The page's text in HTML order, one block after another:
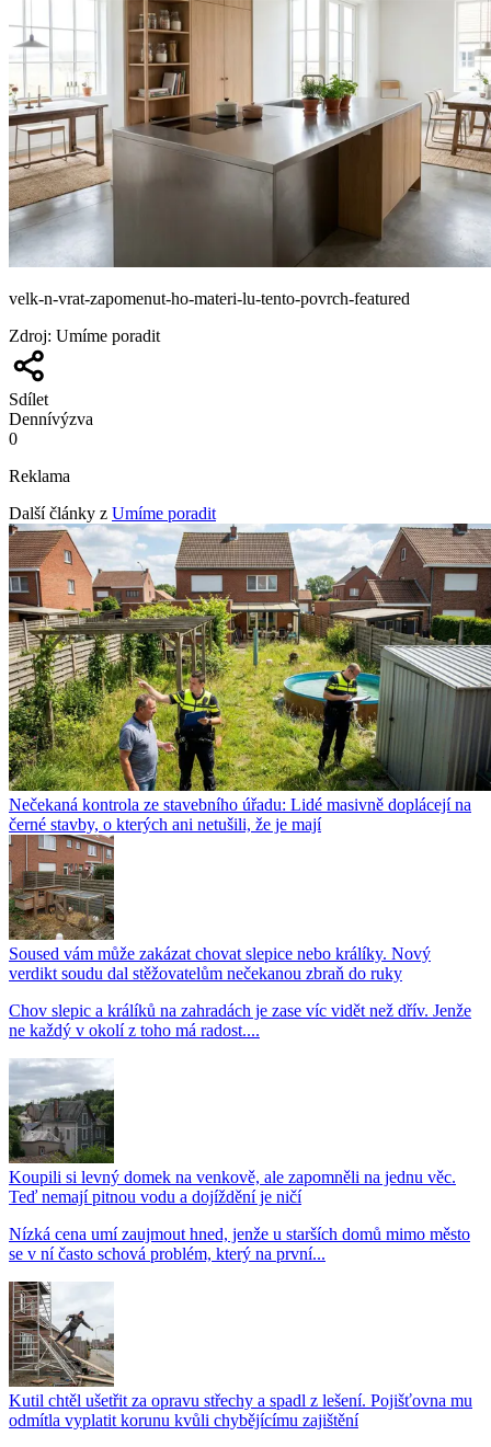
velk-n-vrat-zapomenut-ho-materi-lu-tento-povrch-featured
Zdroj: Umíme poradit
Sdílet
Dennívýzva
0
Reklama
Další články z Umíme poradit
Nečekaná kontrola ze stavebního úřadu: Lidé masivně doplácejí na
černé stavby, o kterých ani netušili, že je mají
Soused vám může zakázat chovat slepice nebo králíky. Nový
verdikt soudu dal stěžovatelům nečekanou zbraň do ruky
Chov slepic a králíků na zahradách je zase víc vidět než dřív. Jenže
ne každý v okolí z toho má radost....
Koupili si levný domek na venkově, ale zapomněli na jednu věc.
Teď nemají pitnou vodu a dojíždění je ničí
Nízká cena umí zaujmout hned, jenže u starších domů mimo město
se v ní často schová problém, který na první...
Kutil chtěl ušetřit za opravu střechy a spadl z lešení. Pojišťovna mu
odmítla vyplatit korunu kvůli chybějícímu zajištění